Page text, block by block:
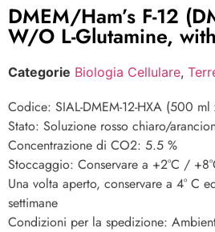
DMEM/Ham’s F-12
W/O L-Glutamine,
Categorie Biologia Cellulare,
Codice: SIAL-DMEM-12-HXA (500 ml
Stato: Soluzione rosso chiaro/
Concentrazione di CO2: 5.5 %
Stoccaggio: Conservare a +2°C /
Una volta aperto, conservare a 4° C
settimane
Condizioni per la spedizione: